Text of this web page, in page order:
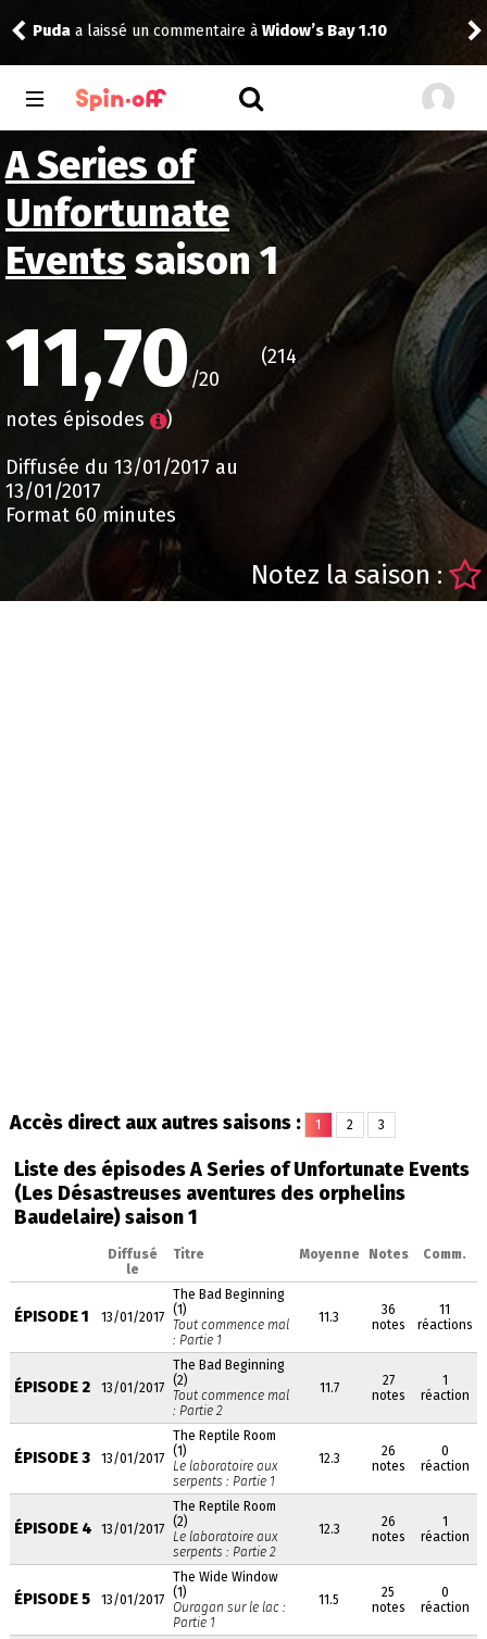
Puda a laissé un commentaire à Widow’s Bay 1.10
A Series of
Unfortunate
Events saison 1
11,70/20
(214
notes épisodes
)
Diffusée du 13/01/2017 au
13/01/2017
Format 60 minutes
Notez la saison :
Accès direct aux autres saisons : 1 2 3
Liste des épisodes A Series of Unfortunate Events
(Les Désastreuses aventures des orphelins
Baudelaire) saison 1
Diffusé
le
Titre Moyenne Notes Comm.
ÉPISODE 1 13/01/2017
The Bad Beginning
(1)
Tout commence mal
: Partie 1
11.3
36
notes
11
réactions
ÉPISODE 2 13/01/2017
The Bad Beginning
(2)
Tout commence mal
: Partie 2
11.7
27
notes
1
réaction
ÉPISODE 3 13/01/2017
The Reptile Room
(1)
Le laboratoire aux
serpents : Partie 1
12.3
26
notes
0
réaction
ÉPISODE 4 13/01/2017
The Reptile Room
(2)
Le laboratoire aux
serpents : Partie 2
12.3
26
notes
1
réaction
ÉPISODE 5 13/01/2017
The Wide Window
(1)
Ouragan sur le lac :
Partie 1
11.5
25
notes
0
réaction